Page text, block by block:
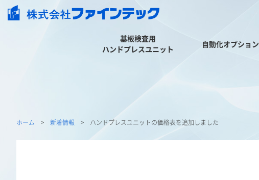
基板検査用
ハンドプレスユニット
自動化オプション
ホーム 新着情報 ハンドプレスユニットの価格表を追加しました